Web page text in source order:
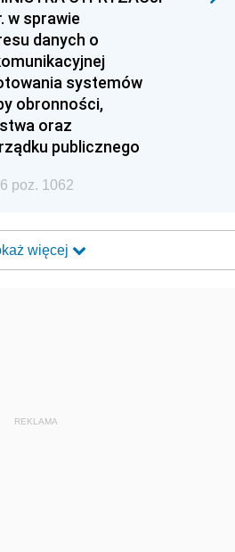
w sprawie
danych o
systemów
obronności,
oraz
publicznego
poz. 1062
więcej
REKLAMA